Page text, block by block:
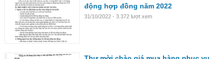
động hợp đồng năm 2022
31/10/2022 - 3.372 lượt xem